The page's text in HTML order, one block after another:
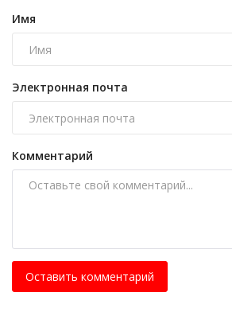
Имя
Электронная почта
Комментарий
Оставить комментарий